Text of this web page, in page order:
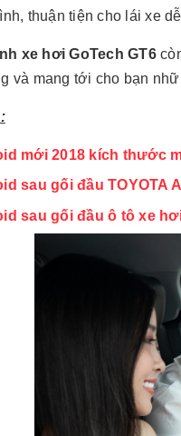
thuận tiện cho lái xe
xe hơi GoTech GT6
và mang tới cho bạn
mới 2018 kích thước
sau gối đầu TOYOTA
sau gối đầu ô tô xe